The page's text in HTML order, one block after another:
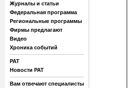
Журналы и статьи
Федеральная программа
Региональные программы
Фирмы предлагают
Видео
Хроника событий
РАТ
Новости РАТ
Вам отвечают специалисты